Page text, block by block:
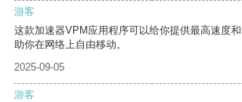
游客
这款加速器VPM应用程序可以给你提供最高速度
助你在网络上自由移动。
2025-09-05
游客